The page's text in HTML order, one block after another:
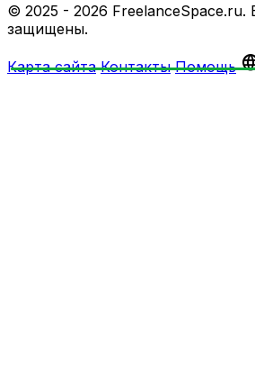
© 2025 - 2026 FreelanceSpace.ru.
защищены.
Карта сайта Контакты Помощь